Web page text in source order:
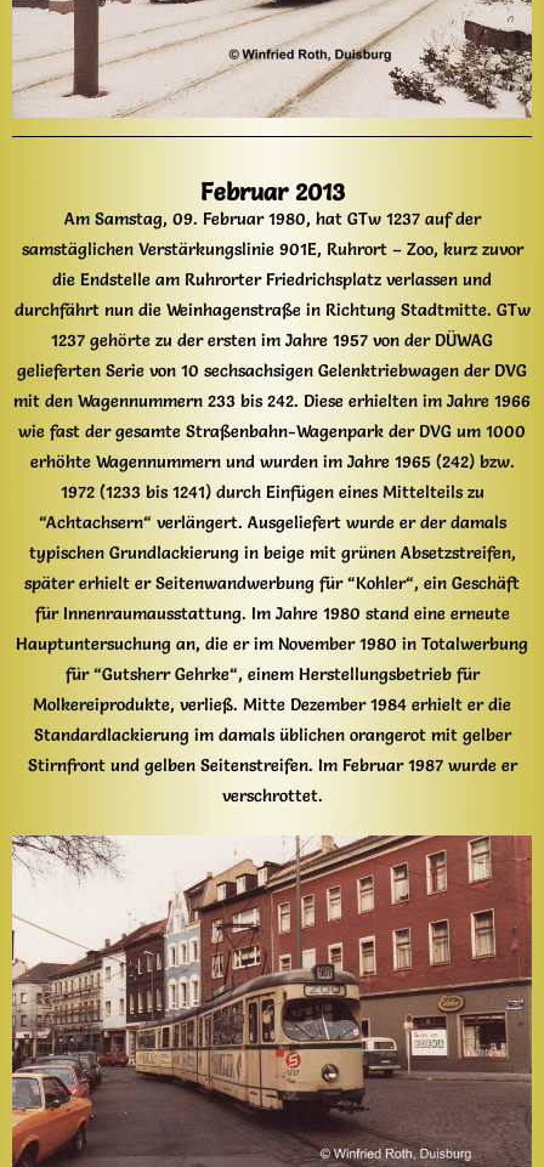
Februar 2013
Am Samstag, 09. Februar 1980, hat GTw 1237 auf der
samstäglichen Verstärkungslinie 901E, Ruhrort – Zoo, kurz zuvor
die Endstelle am Ruhrorter Friedrichsplatz verlassen und
durchfährt nun die Weinhagenstraße in Richtung Stadtmitte. GTw
1237 gehörte zu der ersten im Jahre 1957 von der DÜWAG
gelieferten Serie von 10 sechsachsigen Gelenktriebwagen der DVG
mit den Wagennummern 233 bis 242. Diese erhielten im Jahre 1966
wie fast der gesamte Straßenbahn-Wagenpark der DVG um 1000
erhöhte Wagennummern und wurden im Jahre 1965 (242) bzw.
1972 (1233 bis 1241) durch Einfügen eines Mittelteils zu
“Achtachsern“ verlängert. Ausgeliefert wurde er der damals
typischen Grundlackierung in beige mit grünen Absetzstreifen,
später erhielt er Seitenwandwerbung für “Kohler“, ein Geschäft
für Innenraumausstattung. Im Jahre 1980 stand eine erneute
Hauptuntersuchung an, die er im November 1980 in Totalwerbung
für “Gutsherr Gehrke“, einem Herstellungsbetrieb für
Molkereiprodukte, verließ. Mitte Dezember 1984 erhielt er die
Standardlackierung im damals üblichen orangerot mit gelber
Stirnfront und gelben Seitenstreifen. Im Februar 1987 wurde er
verschrottet.